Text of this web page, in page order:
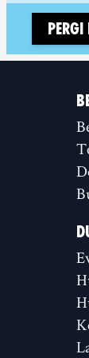
Pergi